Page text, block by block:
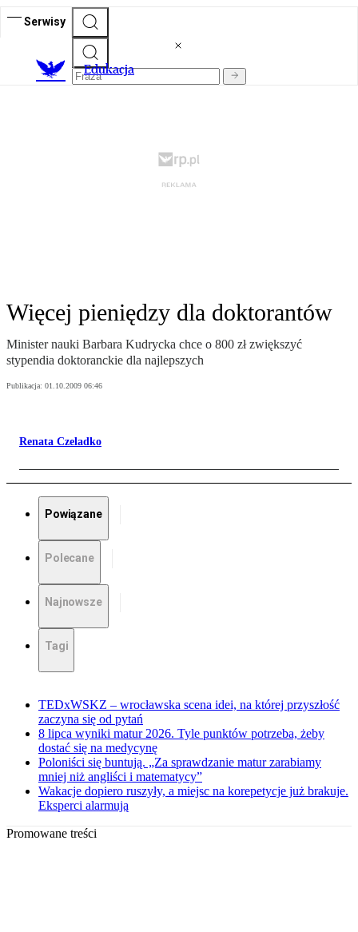
Serwisy
Edukacja
Więcej pieniędzy dla doktorantów
Minister nauki Barbara Kudrycka chce o 800 zł zwiększyć
stypendia doktoranckie dla najlepszych
Publikacja: 01.10.2009 06:46
Renata Czeladko
Powiązane
Polecane
Najnowsze
Tagi
TEDxWSKZ – wrocławska scena idei, na której przyszłość
zaczyna się od pytań
8 lipca wyniki matur 2026. Tyle punktów potrzeba, żeby
dostać się na medycynę
Poloniści się buntują. „Za sprawdzanie matur zarabiamy
mniej niż angliści i matematycy”
Wakacje dopiero ruszyły, a miejsc na korepetycje już brakuje.
Eksperci alarmują
Promowane treści